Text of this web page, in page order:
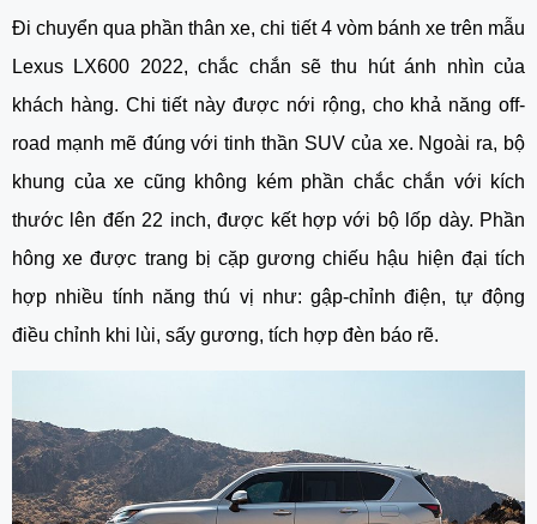
Đi chuyển qua phần thân xe, chi tiết 4 vòm bánh xe trên mẫu
Lexus LX600 2022, chắc chắn sẽ thu hút ánh nhìn của
khách hàng. Chi tiết này được nới rộng, cho khả năng off-
road mạnh mẽ đúng với tinh thần SUV của xe. Ngoài ra, bộ
khung của xe cũng không kém phần chắc chắn với kích
thước lên đến 22 inch, được kết hợp với bộ lốp dày. Phần
hông xe được trang bị cặp gương chiếu hậu hiện đại tích
hợp nhiều tính năng thú vị như: gập-chỉnh điện, tự động
điều chỉnh khi lùi, sấy gương, tích hợp đèn báo rẽ.